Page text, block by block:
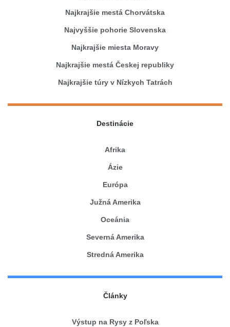
Najkrajšie mestá Chorvátska
Najvyššie pohorie Slovenska
Najkrajšie miesta Moravy
Najkrajšie mestá Českej republiky
Najkrajšie túry v Nízkych Tatrách
Destinácie
Afrika
Ázie
Európa
Južná Amerika
Oceánia
Severná Amerika
Stredná Amerika
Články
Výstup na Rysy z Poľska